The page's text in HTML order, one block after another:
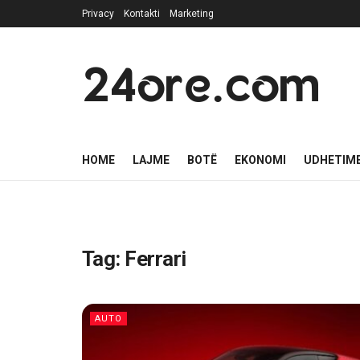
Privacy Kontakti Marketing
24ore.com
HOME LAJME BOTË EKONOMI
Tag: Ferrari
AUTO